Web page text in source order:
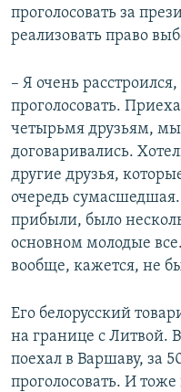
проголосовать за
реализовать право
– Я очень
проголосовать.
четырьмя друзьям, мы
договаривались.
другие друзья,
очередь
прибыли, было
основном молодые
вообще, кажется, не
Его белорусский
на границе с Литвой.
поехал в Варшаву, за
проголосовать. И